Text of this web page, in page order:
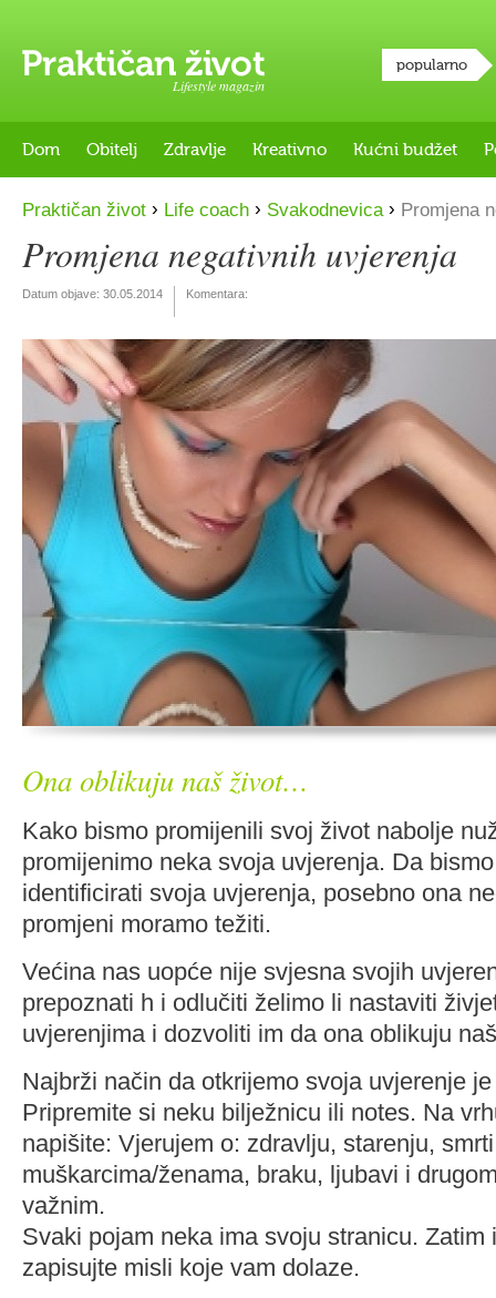
Lifestyle magazin
popularno
Dom Obitelj Zdravlje Kreativno Kućni budžet
Praktičan život › Life coach › Svakodnevica › Promjena
Promjena negativnih uvjerenja
Datum objave: 30.05.2014 Komentara:
Ona oblikuju naš život…
Kako bismo promijenili svoj život nabolje
promijenimo neka svoja uvjerenja. Da
identificirati svoja uvjerenja, posebno ona
promjeni moramo težiti.
Većina nas uopće nije svjesna svojih
prepoznati h i odlučiti želimo li nastaviti
uvjerenjima i dozvoliti im da ona oblikuju
Najbrži način da otkrijemo svoja uvjerenje
Pripremite si neku bilježnicu ili notes. Na
napišite: Vjerujem o: zdravlju, starenju,
muškarcima/ženama, braku, ljubavi i
važnim.
Svaki pojam neka ima svoju stranicu. Zatim
zapisujte misli koje vam dolaze.